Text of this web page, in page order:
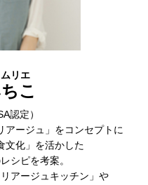
リエ
こ
認定）
アージュ」をコンセプトに
文化」を活かした
シピを考案。
アージュキッチン」や